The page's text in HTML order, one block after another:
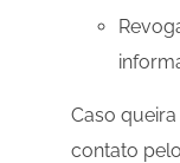
Caso
contato